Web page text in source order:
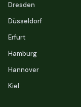
Dresden
Düsseldorf
Erfurt
Hamburg
Hannover
Kiel